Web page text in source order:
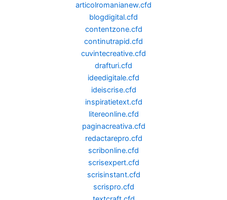
articolromanianew.cfd
blogdigital.cfd
contentzone.cfd
continutrapid.cfd
cuvintecreative.cfd
drafturi.cfd
ideedigitale.cfd
ideiscrise.cfd
inspiratietext.cfd
litereonline.cfd
paginacreativa.cfd
redactarepro.cfd
scribonline.cfd
scrisexpert.cfd
scrisinstant.cfd
scrispro.cfd